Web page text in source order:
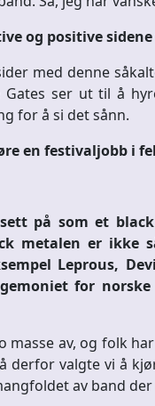
og positive
med denne
Gates ser ut til å
for å si det sånn.
en festivaljobb i
på som et
metalen er ikke
Leprous,
for
masse av, og folk
derfor valgte vi å
av band